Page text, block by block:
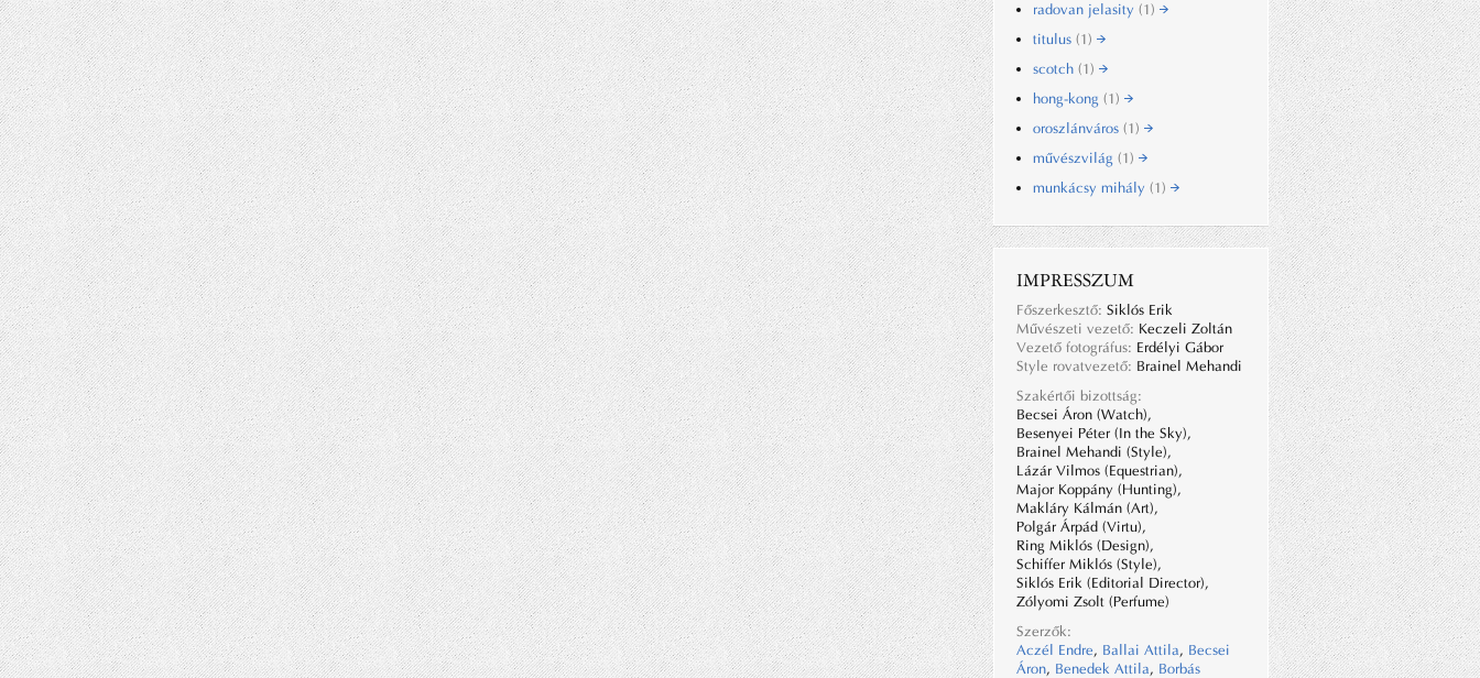
radovan jelasity (1)
titulus (1)
scotch (1)
hong-kong (1)
oroszlánváros (1)
művészvilág (1)
munkácsy mihály (1)
IMPRESSZUM
Főszerkesztő: Siklós Erik
Művészeti vezető: Keczeli Zoltán
Vezető fotográfus: Erdélyi Gábor
Style rovatvezető: Brainel Mehandi
Szakértői bizottság:
Becsei Áron (Watch),
Besenyei Péter (In the Sky),
Brainel Mehandi (Style),
Lázár Vilmos (Equestrian),
Major Koppány (Hunting),
Makláry Kálmán (Art),
Polgár Árpád (Virtu),
Ring Miklós (Design),
Schiffer Miklós (Style),
Siklós Erik (Editorial Director),
Zólyomi Zsolt (Perfume)
Szerzők:
Aczél Endre, Ballai Attila, Becsei
Áron, Benedek Attila, Borbás